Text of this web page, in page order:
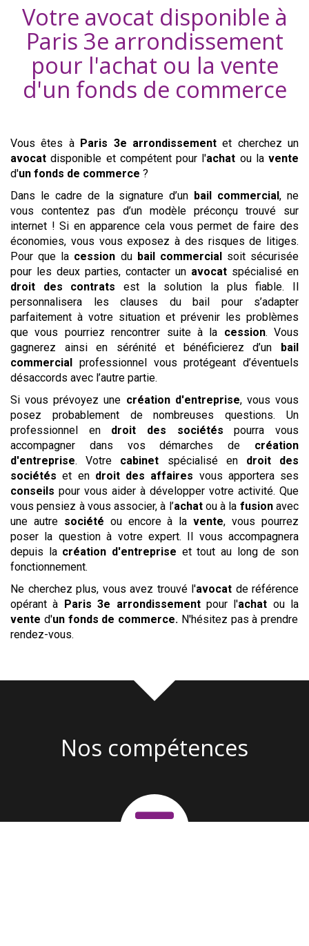
Votre avocat disponible à
Paris 3e arrondissement
pour l'achat ou la vente
d'un fonds de commerce
Vous êtes à Paris 3e arrondissement et cherchez un
avocat disponible et compétent pour l'achat ou lavente
d'un fonds de commerce ?
Dans le cadre de la signature d’un bail commercial, ne
vous contentez pas d’un modèle préconçu trouvé sur
internet ! Si en apparence cela vous permet de faire des
économies, vous vous exposez à des risques de litiges.
Pour que la cession du bail commercialsoit sécurisée
pour les deux parties, contacter un avocat spécialisé en
droit des contrats est la solution la plus fiable. Il
personnalisera les clauses du bail pour s’adapter
parfaitement à votre situation et prévenir les problèmes
que vous pourriez rencontrer suite à la cession. Vous
gagnerez ainsi en sérénité et bénéficierez d’un bail
commercial professionnel vous protégeant d’éventuels
désaccords avec l’autre partie.
Si vous prévoyez une création d'entreprise, vous vous
posez probablement de nombreuses questions. Un
professionnel en droit des sociétés pourra vous
accompagner dans vos démarches de création
d'entreprise. Votre cabinet spécialisé en droit des
sociétés et en droit des affaires vous apportera ses
conseils pour vous aider à développer votre activité. Que
vous pensiez à vous associer, à l’achatou à la fusionavec
une autre société ou encore à lavente, vous pourrez
poser la question à votre expert. Il vous accompagnera
depuis la création d'entreprise et tout au long de son
fonctionnement.
Ne cherchez plus, vous avez trouvé l'avocat de référence
opérant à Paris 3e arrondissementpour l'achat ou la
vente d'un fonds de commerce. N'hésitez pas à prendre
rendez-vous.
Nos compétences